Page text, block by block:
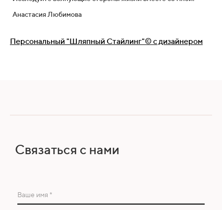
Анастасия Любимова
Персональный "Шляпный Стайлинг"© с дизайнером
Связаться с нами
Ваше имя *